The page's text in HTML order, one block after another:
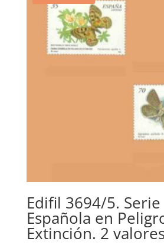
Edifil 3694/5. Serie
Española en
Extinción. 2